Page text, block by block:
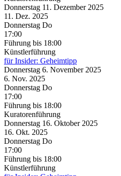
Donnerstag 11. Dezember 2025
11. Dez. 2025
Donnerstag Do
17:00
Führung bis 18:00
Künstlerführung
für Insider: Geheimtipp
Donnerstag 6. November 2025
6. Nov. 2025
Donnerstag Do
17:00
Führung bis 18:00
Kuratorenführung
Donnerstag 16. Oktober 2025
16. Okt. 2025
Donnerstag Do
17:00
Führung bis 18:00
Künstlerführung